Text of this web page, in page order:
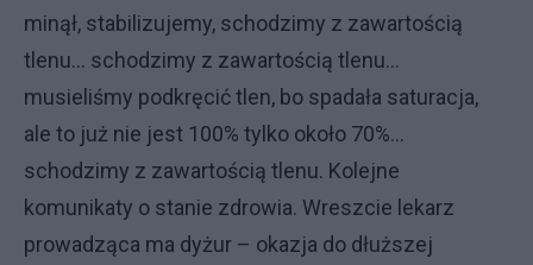
minął, stabilizujemy, schodzimy z zawartością
tlenu… schodzimy z zawartością tlenu…
musieliśmy podkręcić tlen, bo spadała saturacja,
ale to już nie jest 100% tylko około 70%...
schodzimy z zawartością tlenu. Kolejne
komunikaty o stanie zdrowia. Wreszcie lekarz
prowadząca ma dyżur – okazja do dłuższej